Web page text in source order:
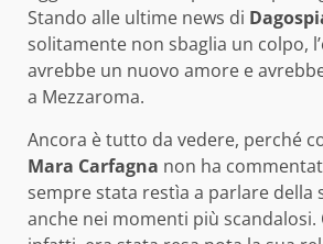
Stando alle ultime news di
solitamente non sbaglia un colpo,
avrebbe un nuovo amore e
a Mezzaroma.
Ancora è tutto da vedere, perché
Mara Carfagna non ha
sempre stata restìa a parlare della
anche nei momenti più scandalosi.